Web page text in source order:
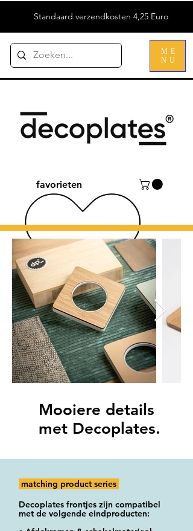
Standaard verzendkosten 4,25 Euro
ME
NU
favorieten
Mooiere details
met Decoplates.
matching product series
Decoplates frontjes zijn compatibel
met de volgende eindproducten: